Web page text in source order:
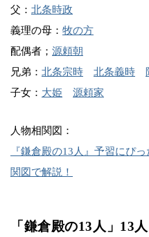
父： 北条時政
義理の母： 牧の方
配偶者； 源頼朝
兄弟： 北条宗時 北条義時
子女： 大姫 源頼家
人物相関図：
『鎌倉殿の13人』予習にぴ
関図で解説！
「鎌倉殿の13人」13